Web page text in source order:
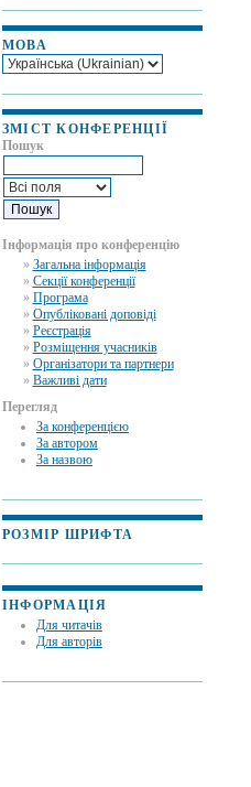
МОВА
ЗМІСТ КОНФЕРЕНЦІЇ
Пошук
Інформація про конференцію
» Загальна інформація
» Секції конференції
» Програма
» Опубліковані доповіді
» Реєстрація
» Розміщення учасників
» Організатори та партнери
» Важливі дати
Перегляд
За конференцією
За автором
За назвою
РОЗМІР ШРИФТА
ІНФОРМАЦІЯ
Для читачів
Для авторів